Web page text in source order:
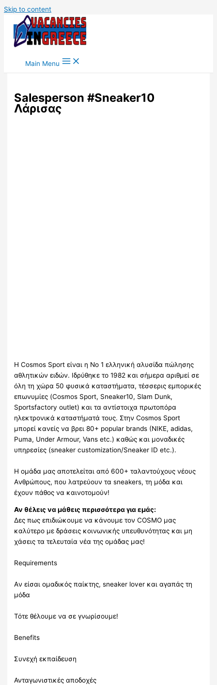
Skip to content
Main Menu
Salesperson #Sneaker10
Λάρισας
Η Cosmos Sport είναι η Νο 1 ελληνική αλυσίδα πώλησης
αθλητικών ειδών. Ιδρύθηκε το 1982 και σήμερα αριθμεί σε
όλη τη χώρα 50 φυσικά καταστήματα, τέσσερις εμπορικές
επωνυμίες (Cosmos Sport, Sneaker10, Slam Dunk,
Sportsfactory outlet) και τα αντίστοιχα πρωτοπόρα
ηλεκτρονικά καταστήματά τους. Στην Cosmos Sport
μπορεί κανείς να βρει 80+ popular brands (NIKE, adidas,
Puma, Under Armour, Vans etc.) καθώς και μοναδικές
υπηρεσίες (sneaker customization/Sneaker ID etc.).
Η ομάδα μας αποτελείται από 600+ ταλαντούχους νέους
Aνθρώπους, που λατρεύουν τα sneakers, τη μόδα και
έχουν πάθος να καινοτομούν!
Αν θέλεις να μάθεις περισσότερα για εμάς:
Δες πως επιδιώκουμε να κάνουμε τον COSMO μας
καλύτερο με δράσεις κοινωνικής υπευθυνότητας και μη
χάσεις τα τελευταία νέα της ομάδας μας!
Requirements
Aν είσαι ομαδικός παίκτης, sneaker lover και αγαπάς τη
μόδα
Τότε θέλουμε να σε γνωρίσουμε!
Benefits
Συνεχή εκπαίδευση
Ανταγωνιστικές αποδοχές